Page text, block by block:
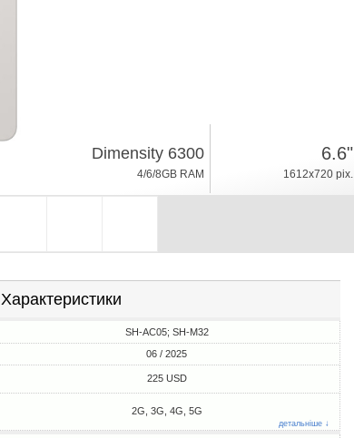
Dimensity 6300
4/6/8GB RAM
6.6"
1612x720 pix.
Характеристики
SH-AC05; SH-M32
06 / 2025
225 USD
2G, 3G, 4G, 5G
детальніше ↓